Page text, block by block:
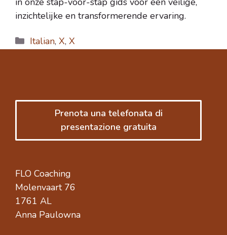
inzichtelijke en transformerende ervaring.
Categorie
Italian, X, X
Prenota una telefonata di
presentazione gratuita
FLO Coaching
Molenvaart 76
1761 AL
Anna Paulowna